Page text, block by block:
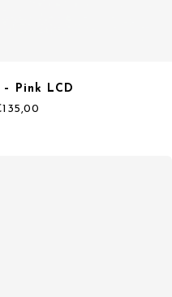
– Pink LCD
135,00